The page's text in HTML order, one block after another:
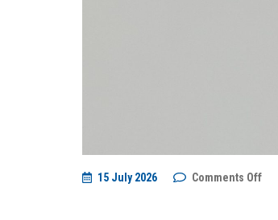
15 July 2026 Comments Offon